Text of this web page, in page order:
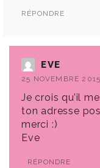
RÉPONDRE
EVE
25 NOVEMBRE
Je crois qu’il
ton adresse
merci :)
Eve
RÉPONDRE